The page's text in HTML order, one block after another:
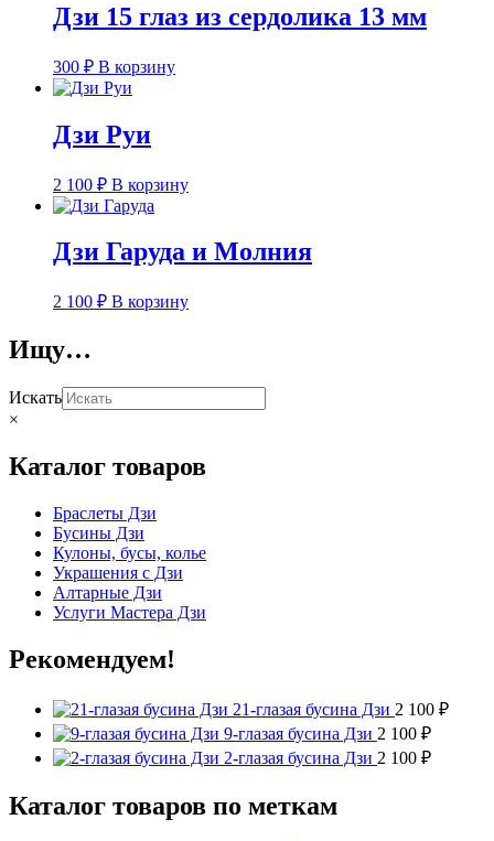
Дзи 15 глаз из сердолика 13 мм
300 ₽ В корзину
Дзи Руи
2 100 ₽ В корзину
Дзи Гаруда и Молния
2 100 ₽ В корзину
Ищу…
Искать
×
Каталог товаров
Браслеты Дзи
Бусины Дзи
Кулоны, бусы, колье
Украшения с Дзи
Алтарные Дзи
Услуги Мастера Дзи
Рекомендуем!
21-глазая бусина Дзи 2 100 ₽
9-глазая бусина Дзи 2 100 ₽
2-глазая бусина Дзи 2 100 ₽
Каталог товаров по меткам